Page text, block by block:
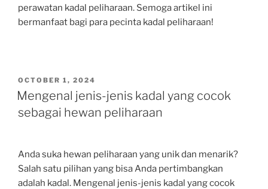
perawatan kadal peliharaan. Semoga artikel ini
bermanfaat bagi para pecinta kadal peliharaan!
POSTED
ON
OCTOBER 1, 2024
Mengenal jenis-jenis kadal yang cocok
sebagai hewan peliharaan
Anda suka hewan peliharaan yang unik dan menarik?
Salah satu pilihan yang bisa Anda pertimbangkan
adalah kadal. Mengenal jenis-jenis kadal yang cocok